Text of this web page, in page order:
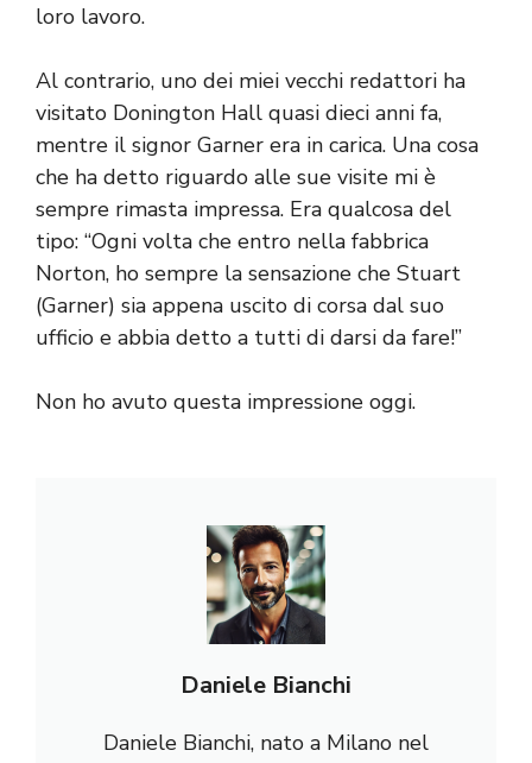
loro lavoro.
Al contrario, uno dei miei vecchi redattori ha
visitato Donington Hall quasi dieci anni fa,
mentre il signor Garner era in carica. Una cosa
che ha detto riguardo alle sue visite mi è
sempre rimasta impressa. Era qualcosa del
tipo: “Ogni volta che entro nella fabbrica
Norton, ho sempre la sensazione che Stuart
(Garner) sia appena uscito di corsa dal suo
ufficio e abbia detto a tutti di darsi da fare!”
Non ho avuto questa impressione oggi.
Daniele Bianchi
Daniele Bianchi, nato a Milano nel